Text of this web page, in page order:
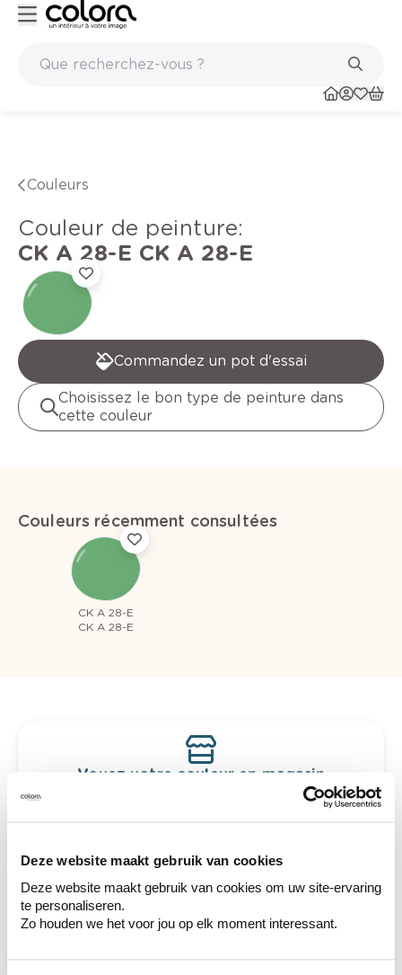
Deze website maakt gebruik van cookies
Deze website maakt gebruik van cookies om uw site-ervaring
te personaliseren.
Zo houden we het voor jou op elk moment interessant.
Couleurs
Couleur de peinture:
CK A 28-E CK A 28-E
Commandez un pot d'essai
Choisissez le bon type de peinture dans
cette couleur
Couleurs récemment consultées
CK A 28-E
CK A 28-E
Voyez votre couleur en magasin
Découvrez des échantillons de votre
votre couleur.
Obtenez des conseils personnalisés sur la
combinaison de couleurs.